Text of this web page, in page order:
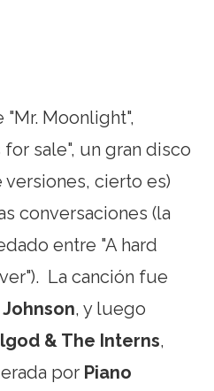
Moonlight",
sale", un gran disco
cierto es)
conversaciones (la
entre "A hard
La canción fue
, y luego
& The Interns,
por Piano